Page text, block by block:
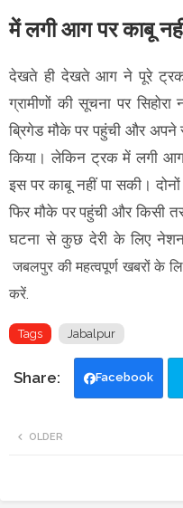
में लगी आग पर काबू
देखते ही देखते आग ने पूरे ट्रक
ग्रामीणों की सूचना पर
ब्रिगेड मौके पर पहुंची और
किया। लेकिन ट्रक में लगी आग
इस पर काबू नहीं पा सकी।
फिर मौके पर पहुंची और किसी
घटना से कुछ देरी के लिए
जबलपुर की महत्वपूर्ण खबरों के
करें.
Tags Jabalpur
Facebook
OLDER